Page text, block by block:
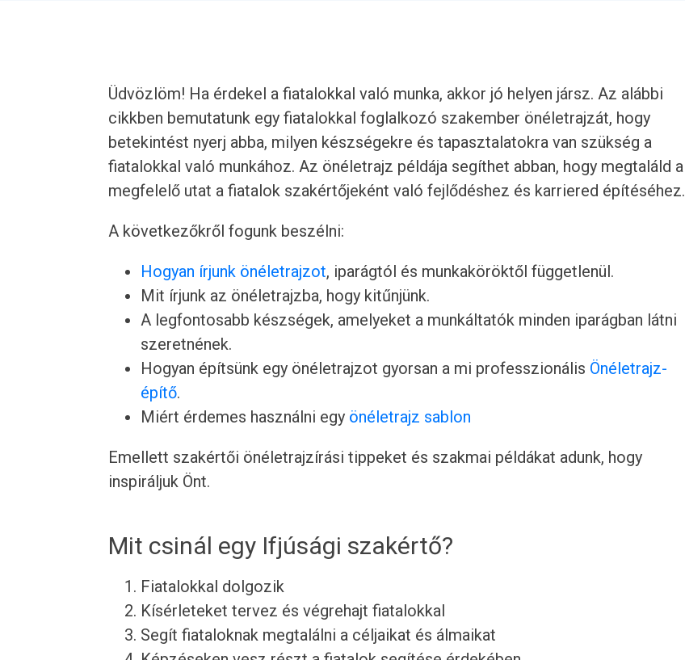
Üdvözlöm! Ha érdekel a fiatalokkal való munka, akkor jó helyen jársz. Az alábbi
cikkben bemutatunk egy fiatalokkal foglalkozó szakember önéletrajzát, hogy
betekintést nyerj abba, milyen készségekre és tapasztalatokra van szükség a
fiatalokkal való munkához. Az önéletrajz példája segíthet abban, hogy megtaláld a
megfelelő utat a fiatalok szakértőjeként való fejlődéshez és karriered építéséhez.
A következőkről fogunk beszélni:
Hogyan írjunk önéletrajzot, iparágtól és munkaköröktől függetlenül.
Mit írjunk az önéletrajzba, hogy kitűnjünk.
A legfontosabb készségek, amelyeket a munkáltatók minden iparágban látni
szeretnének.
Hogyan építsünk egy önéletrajzot gyorsan a mi professzionális Önéletrajz-
építő.
Miért érdemes használni egy önéletrajz sablon
Emellett szakértői önéletrajzírási tippeket és szakmai példákat adunk, hogy
inspiráljuk Önt.
Mit csinál egy Ifjúsági szakértő?
Fiatalokkal dolgozik
Kísérleteket tervez és végrehajt fiatalokkal
Segít fiataloknak megtalálni a céljaikat és álmaikat